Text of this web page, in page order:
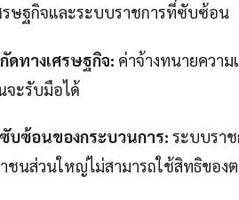
รษฐกิจและระบบราชการที่ซับซ้อน
ดทางเศรษฐกิจ: ค่าจ้างทนายควา
จะรับมือได้
บซ้อนของกระบวนการ: ระบบรา
ชนส่วนใหญ่ไม่สามารถใช้สิทธิของ